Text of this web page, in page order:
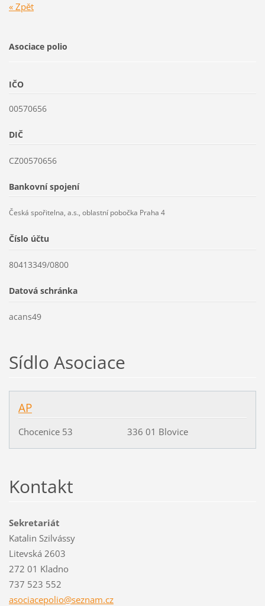
« Zpět
Asociace polio
IČO
00570656
DIČ
CZ00570656
Bankovní spojení
Česká spořitelna, a.s., oblastní pobočka Praha 4
Číslo účtu
80413349/0800
Datová schránka
acans49
Sídlo Asociace
AP
Chocenice 53 336 01 Blovice
Kontakt
Sekretariát
Katalin Szilvássy
Litevská 2603
272 01 Kladno
737 523 552
asociacepolio@seznam.cz